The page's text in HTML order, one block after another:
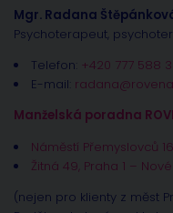
Mgr. Radana
Psychoterapeut,
Telefon: +420 777 588
E-mail:
Manželská poradna
Náměstí Přemyslovců
Žitná 49, Praha 1 –
(nejen pro klienty z měst